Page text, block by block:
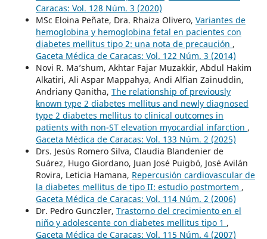
Caracas: Vol. 128 Núm. 3 (2020)
MSc Eloina Peñate, Dra. Rhaiza Olivero, Variantes de
hemoglobina y hemoglobina fetal en pacientes con
diabetes mellitus tipo 2: una nota de precaución ,
Gaceta Médica de Caracas: Vol. 122 Núm. 3 (2014)
Novi R. Ma’shum, Akhtar Fajar Muzakkir, Abdul Hakim
Alkatiri, Ali Aspar Mappahya, Andi Alfian Zainuddin,
Andriany Qanitha, The relationship of previously
known type 2 diabetes mellitus and newly diagnosed
type 2 diabetes mellitus to clinical outcomes in
patients with non-ST elevation myocardial infarction ,
Gaceta Médica de Caracas: Vol. 133 Núm. 2 (2025)
Drs. Jesús Romero Silva, Claudia Blandenier de
Suárez, Hugo Giordano, Juan José Puigbó, José Avilán
Rovira, Leticia Hamana, Repercusión cardiovascular de
la diabetes mellitus de tipo II: estudio postmortem ,
Gaceta Médica de Caracas: Vol. 114 Núm. 2 (2006)
Dr. Pedro Gunczler, Trastorno del crecimiento en el
niño y adolescente con diabetes mellitus tipo 1 ,
Gaceta Médica de Caracas: Vol. 115 Núm. 4 (2007)